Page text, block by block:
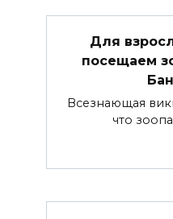
Для
посещаем
Всезнающая
что